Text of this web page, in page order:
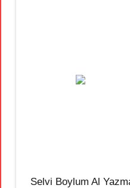
Selvi Boylum Al